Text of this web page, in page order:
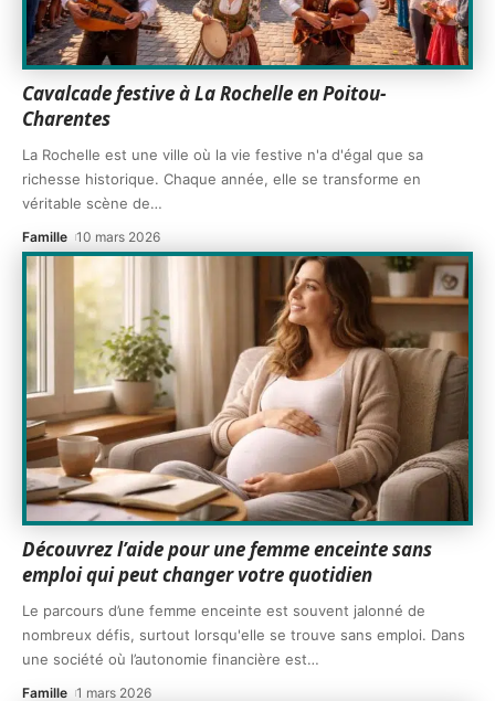
Cavalcade festive à La Rochelle en Poitou-
Charentes
La Rochelle est une ville où la vie festive n'a d'égal que sa
richesse historique. Chaque année, elle se transforme en
véritable scène de…
Famille 10 mars 2026
Découvrez l’aide pour une femme enceinte sans
emploi qui peut changer votre quotidien
Le parcours d’une femme enceinte est souvent jalonné de
nombreux défis, surtout lorsqu'elle se trouve sans emploi. Dans
une société où l’autonomie financière est…
Famille 1 mars 2026